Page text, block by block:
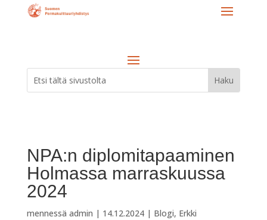
NPA:n diplomitapaaminen
Holmassa marraskuussa
2024
mennessä admin | 14.12.2024| Blogi, Erkki